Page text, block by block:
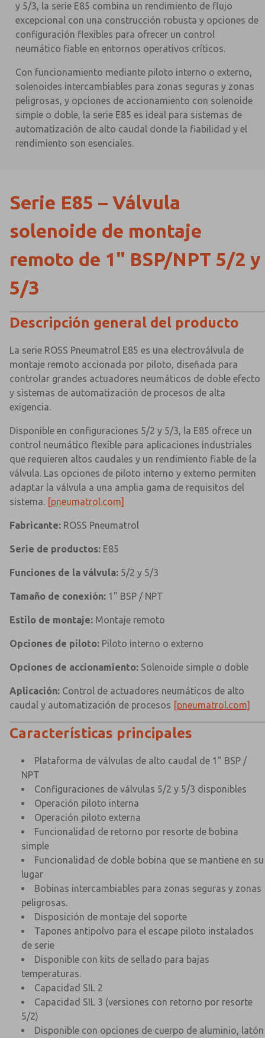
y 5/3, la serie E85 combina un rendimiento de flujo
excepcional con una construcción robusta y opciones de
configuración flexibles para ofrecer un control
neumático fiable en entornos operativos críticos.
Con funcionamiento mediante piloto interno o externo,
solenoides intercambiables para zonas seguras y zonas
peligrosas, y opciones de accionamiento con solenoide
simple o doble, la serie E85 es ideal para sistemas de
automatización de alto caudal donde la fiabilidad y el
rendimiento son esenciales.
Serie E85 – Válvula
solenoide de montaje
remoto de 1" BSP/NPT 5/2 y
5/3
Descripción general del producto
La serie ROSS Pneumatrol E85 es una electroválvula de
montaje remoto accionada por piloto, diseñada para
controlar grandes actuadores neumáticos de doble efecto
y sistemas de automatización de procesos de alta
exigencia.
Disponible en configuraciones 5/2 y 5/3, la E85 ofrece un
control neumático flexible para aplicaciones industriales
que requieren altos caudales y un rendimiento fiable de la
válvula. Las opciones de piloto interno y externo permiten
adaptar la válvula a una amplia gama de requisitos del
sistema. [pneumatrol.com]
Fabricante: ROSS Pneumatrol
Serie de productos: E85
Funciones de la válvula: 5/2 y 5/3
Tamaño de conexión: 1" BSP / NPT
Estilo de montaje: Montaje remoto
Opciones de piloto: Piloto interno o externo
Opciones de accionamiento: Solenoide simple o doble
Aplicación: Control de actuadores neumáticos de alto
caudal y automatización de procesos [pneumatrol.com]
Características principales
Plataforma de válvulas de alto caudal de 1" BSP /
NPT
Configuraciones de válvulas 5/2 y 5/3 disponibles
Operación piloto interna
Operación piloto externa
Funcionalidad de retorno por resorte de bobina
simple
Funcionalidad de doble bobina que se mantiene en su
lugar
Bobinas intercambiables para zonas seguras y zonas
peligrosas.
Disposición de montaje del soporte
Tapones antipolvo para el escape piloto instalados
de serie
Disponible con kits de sellado para bajas
temperaturas.
Capacidad SIL 2
Capacidad SIL 3 (versiones con retorno por resorte
5/2)
Disponible con opciones de cuerpo de aluminio, latón